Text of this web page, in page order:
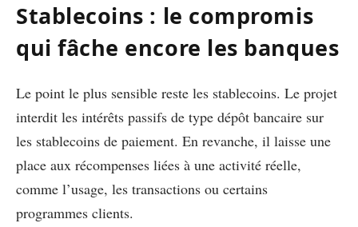
Stablecoins : le compromis
qui fâche encore les banques
Le point le plus sensible reste les stablecoins. Le projet
interdit les intérêts passifs de type dépôt bancaire sur
les stablecoins de paiement. En revanche, il laisse une
place aux récompenses liées à une activité réelle,
comme l’usage, les transactions ou certains
programmes clients.